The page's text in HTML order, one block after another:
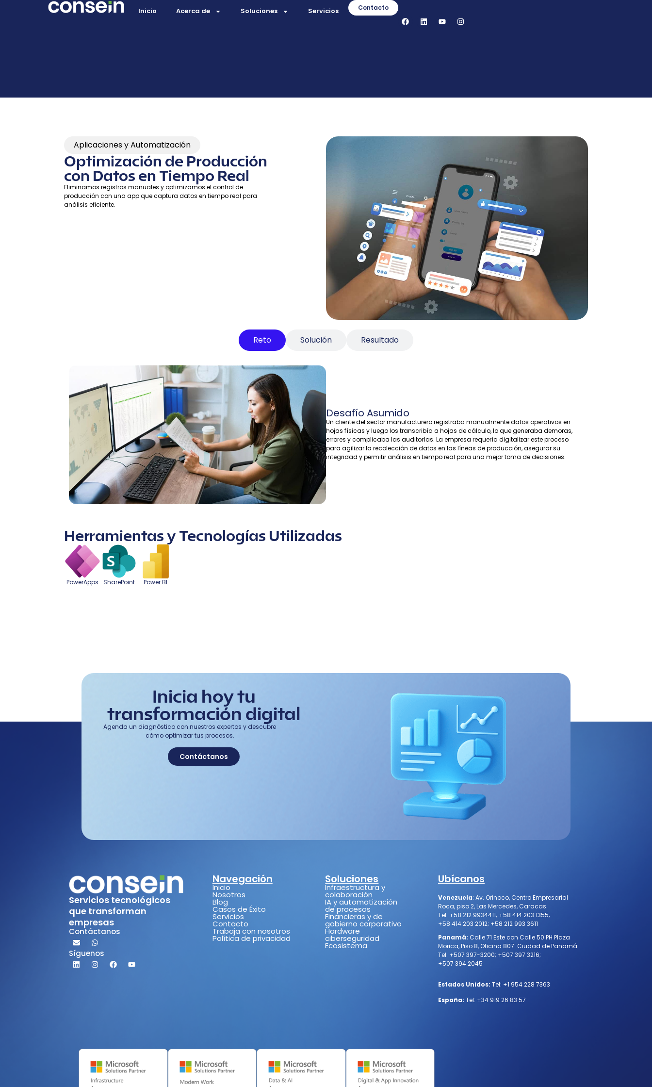
Inicio Acerca de Soluciones Servicios Contacto
Aplicaciones y Automatización
Optimización de Producción
con Datos en Tiempo Real
Eliminamos registros manuales y optimizamos el control de
producción con una app que captura datos en tiempo real para
análisis eficiente.
Reto Solución Resultado
Desafío Asumido
Un cliente del sector manufacturero registraba manualmente datos operativos en
hojas físicas y luego los transcribía a hojas de cálculo, lo que generaba demoras,
errores y complicaba las auditorías. La empresa requería digitalizar este proceso
para agilizar la recolección de datos en las líneas de producción, asegurar su
integridad y permitir análisis en tiempo real para una mejor toma de decisiones.
Herramientas y Tecnologías Utilizadas
PowerApps SharePoint Power BI
Inicia hoy tu
transformación digital
Agenda un diagnóstico con nuestros expertos y descubre
cómo optimizar tus procesos.
Contáctanos
Servicios tecnológicos
que transforman
empresas
Contáctanos
Síguenos
Navegación
Inicio
Nosotros
Blog
Casos de Éxito
Servicios
Contacto
Trabaja con nosotros
Política de privacidad
Soluciones
Infraestructura y
colaboración
IA y automatización
de procesos
Financieras y de
gobierno corporativo
Hardware
ciberseguridad
Ecosistema
Ubícanos
Venezuela:Av. Orinoco, Centro Empresarial
Roca, piso 2, Las Mercedes, Caracas.
Tel: +58 212 9934411; +58 414 203 1355;
+58 414 203 2012; +58 212 993 3611
Panamá: Calle 71 Este con Calle 50 PH Plaza
Morica, Piso 8, Oficina 807. Ciudad de Panamá.
Tel: +507 397-3200; +507 397 3216;
+507 394 2045
Estados Unidos:Tel: +1 954 228 7363
España:Tel: +34 919 26 83 57